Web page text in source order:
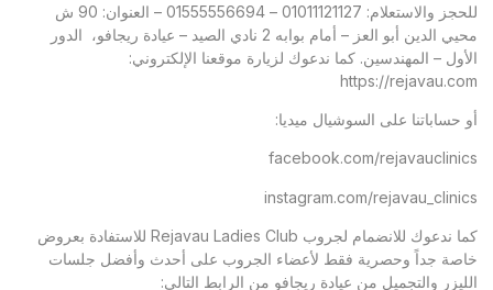
للحجز والاستعلام: 01011121127 – 01555556694 – العنوان: 90 ش
محيي الدين أبو العز – أمام بوابه 2 نادي الصيد – عيادة ريجافو، الدور
الأول – المهندسين. كما ندعوك لزيارة موقعنا الإلكتروني:
https://rejavau.com
أو حساباتنا على السوشيال ميديا:
facebook.com/rejavauclinics
instagram.com/rejavau_clinics
كما ندعوك للانضمام لجروب Rejavau Ladies Club للاستفادة بعروض
خاصة جداً وحصرية فقط لأعضاء الجروب على أحدث وأفضل جلسات
الليزر والتجميل من عيادة ريجافو من الرابط التالى: